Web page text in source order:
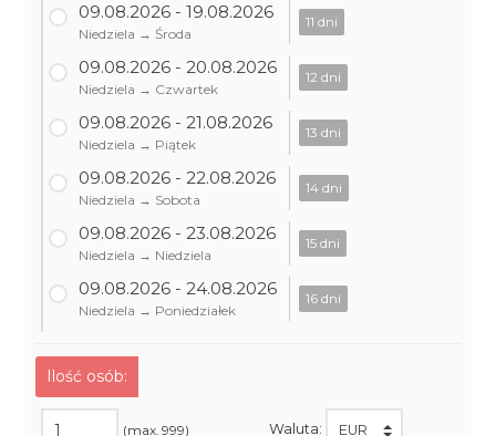
09.08.2026 - 19.08.2026
Niedziela → Środa
11 dni
09.08.2026 - 20.08.2026
Niedziela → Czwartek
12 dni
09.08.2026 - 21.08.2026
Niedziela → Piątek
13 dni
09.08.2026 - 22.08.2026
Niedziela → Sobota
14 dni
09.08.2026 - 23.08.2026
Niedziela → Niedziela
15 dni
09.08.2026 - 24.08.2026
Niedziela → Poniedziałek
16 dni
Ilość osób:
(max. 999) Waluta: